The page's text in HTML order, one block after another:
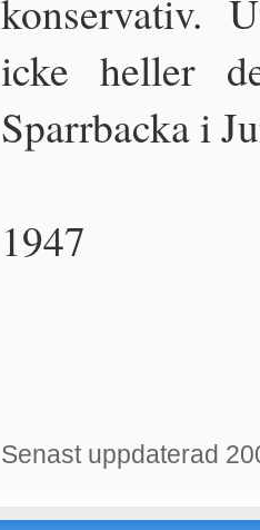
konservativ.
icke heller
Sparrbacka i
1947
Senast uppdaterad